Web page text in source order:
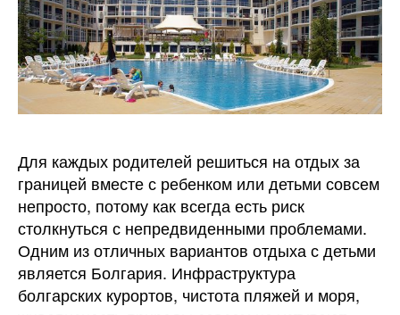
Для каждых родителей решиться на отдых за
границей вместе с ребенком или детьми совсем
непросто, потому как всегда есть риск
столкнуться с непредвиденными проблемами.
Одним из отличных вариантов отдыха с детьми
является Болгария. Инфраструктура
болгарских курортов, чистота пляжей и моря,